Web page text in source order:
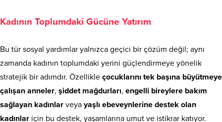
Kadının Toplumdaki Gücüne Yatırım
Bu tür sosyal yardımlar yalnızca geçici bir çözüm değil; aynı
zamanda kadının toplumdaki yerini güçlendirmeye yönelik
stratejik bir adımdır. Özellikle çocuklarını tek başına büyütmeye
çalışan anneler, şiddet mağdurları, engelli bireylere bakım
sağlayan kadınlar veya yaşlı ebeveynlerine destek olan
kadınlar için bu destek, yaşamlarına umut ve istikrar katıyor.